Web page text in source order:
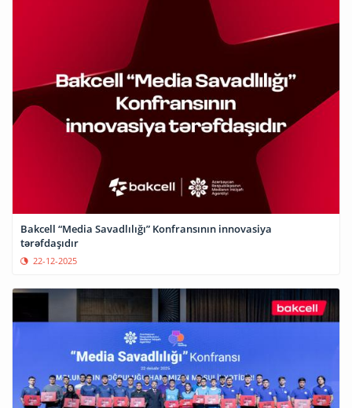
Bakcell “Media Savadlılığı” Konfransının innovasiya
tərəfdaşıdır
22-12-2025